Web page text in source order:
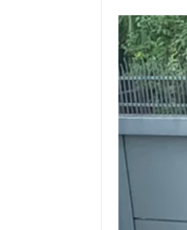
Tocador
de
vídeo